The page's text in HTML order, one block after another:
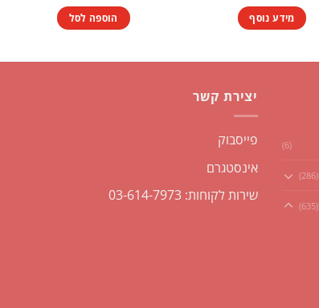
מידע נוסף הוספה לסל
(6)
(286)
(635)
יצירת קשר
פייסבוק
אינסטגרם
שירות לקוחות: 03-614-7973